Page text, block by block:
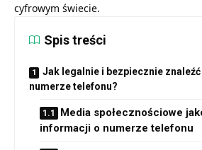
cyfrowym świecie.
Spis treści
Jak legalnie i bezpiecznie
numerze telefonu?
Media społecznościowe
informacji o numerze telefonu